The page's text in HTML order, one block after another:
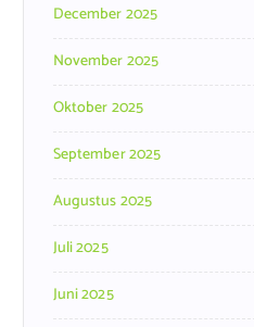
December 2025
November 2025
Oktober 2025
September 2025
Augustus 2025
Juli 2025
Juni 2025